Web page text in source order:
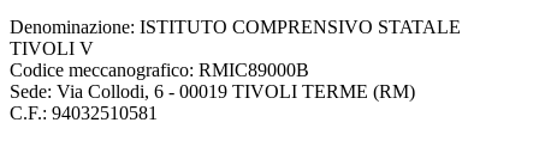
Denominazione: ISTITUTO COMPRENSIVO STATALE
TIVOLI V
Codice meccanografico: RMIC89000B
Sede: Via Collodi, 6 - 00019 TIVOLI TERME (RM)
C.F.: 94032510581